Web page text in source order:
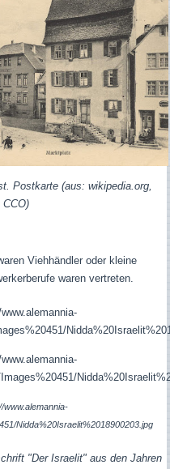
Postkarte (aus: wikipedia.org,
CCO)
Viehhändler oder kleine
waren vertreten.
"Der Israelit" aus den Jahren